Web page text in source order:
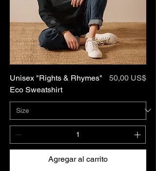
Unisex "Rights & Rhymes"
Eco Sweatshirt
Precio
50,00 US$
Agregar al carrito